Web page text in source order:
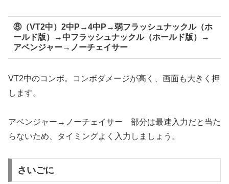
⑧（VT2中）2中P→4中P→弱フラッシュナックル（ホ
ールド版）→中フラッシュナックル（ホールド版）→
アベンジャー→ノーチェイサー
VT2中のコンボ。コンボダメージが高く、画面も大きく押
します。
アベンジャー→ノーチェイサー 部分は最速入力だと当た
らないため、タイミングよく入力しましょう。
さいごに